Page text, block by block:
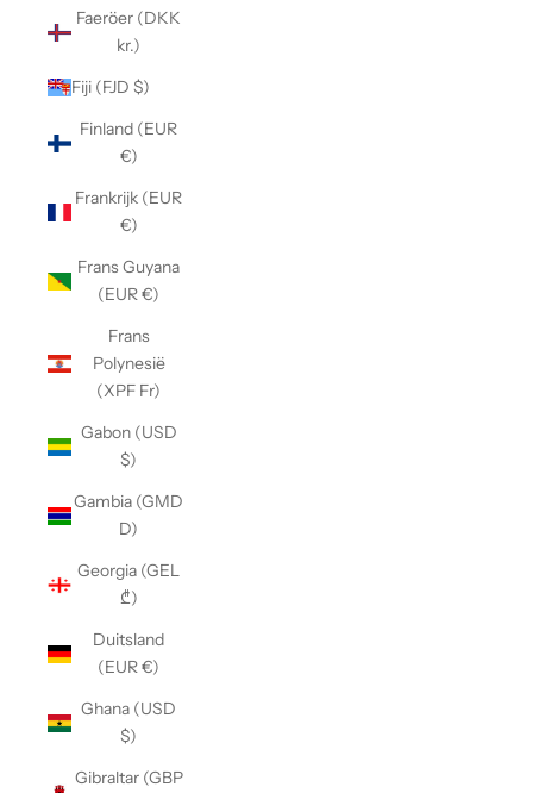
Faeröer (DKK
kr.)
Fiji (FJD $)
Finland (EUR
€)
Frankrijk (EUR
€)
Frans Guyana
(EUR €)
Frans
Polynesië
(XPF Fr)
Gabon (USD
$)
Gambia (GMD
D)
Georgia (GEL
₾)
Duitsland
(EUR €)
Ghana (USD
$)
Gibraltar (GBP